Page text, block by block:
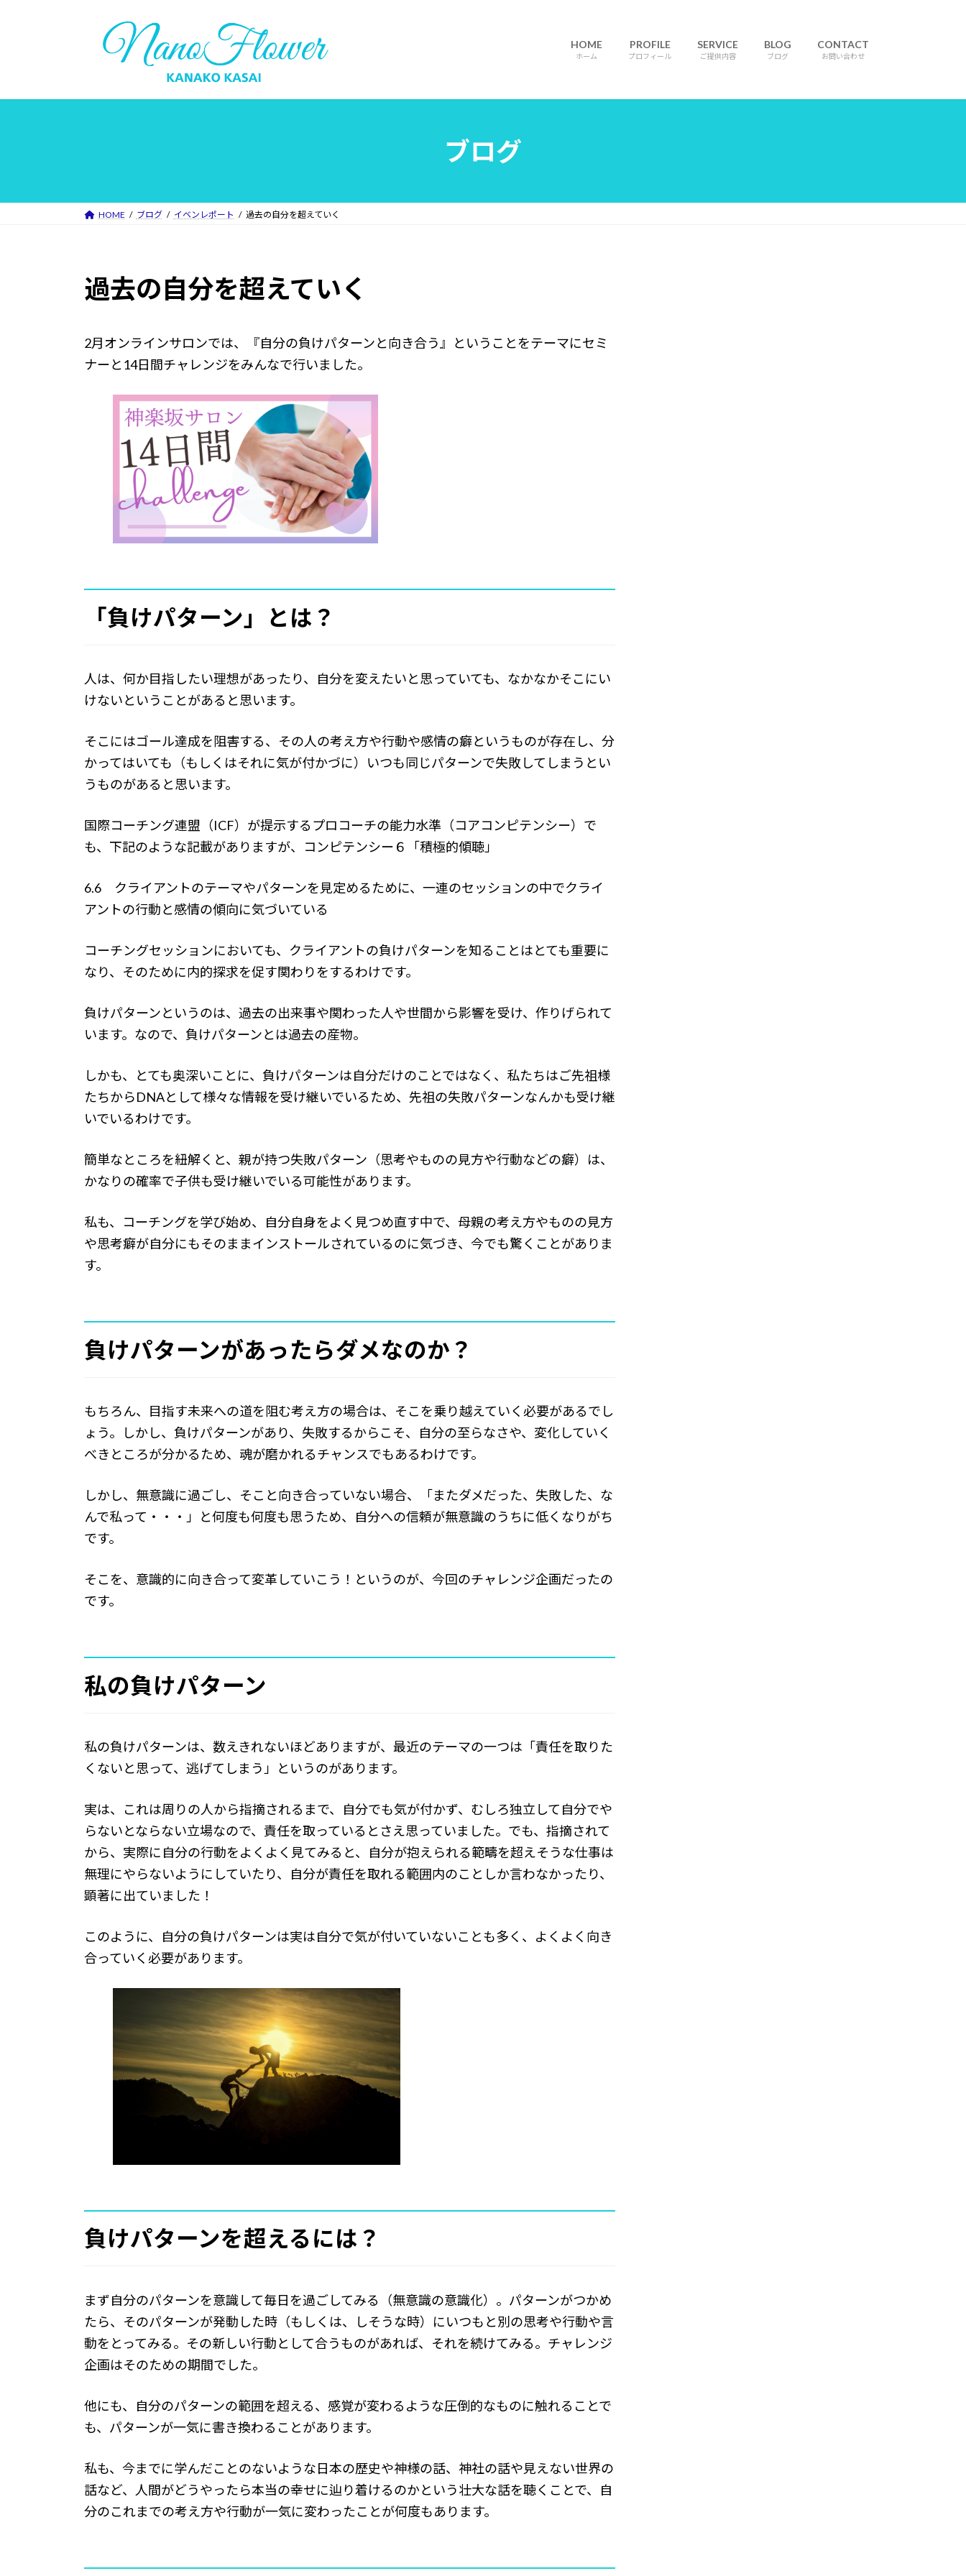
へ
ョ
HOME
ホーム
PROFILE
プロフィール
SERVICE
ご提供内容
BLOG
ブログ
CONTACT
お問い合わせ
ブログ
HOME ブログ イベンレポート 過去の自分を超えていく
過去の自分を超えていく
2月オンラインサロンでは、『自分の負けパターンと向き合う』ということをテーマにセミ
ナーと14日間チャレンジをみんなで行いました。
「負けパターン」とは？
人は、何か目指したい理想があったり、自分を変えたいと思っていても、なかなかそこにい
けないということがあると思います。
そこにはゴール達成を阻害する、その人の考え方や行動や感情の癖というものが存在し、分
かってはいても（もしくはそれに気が付かづに）いつも同じパターンで失敗してしまうとい
うものがあると思います。
国際コーチング連盟（ICF）が提示するプロコーチの能力水準（コアコンピテンシー）で
も、下記のような記載がありますが、コンピテンシー６「積極的傾聴」
6.6 クライアントのテーマやパターンを見定めるために、一連のセッションの中でクライ
アントの行動と感情の傾向に気づいている
コーチングセッションにおいても、クライアントの負けパターンを知ることはとても重要に
なり、そのために内的探求を促す関わりをするわけです。
負けパターンというのは、過去の出来事や関わった人や世間から影響を受け、作りげられて
います。なので、負けパターンとは過去の産物。
しかも、とても奥深いことに、負けパターンは自分だけのことではなく、私たちはご先祖様
たちからDNAとして様々な情報を受け継いでいるため、先祖の失敗パターンなんかも受け継
いでいるわけです。
簡単なところを紐解くと、親が持つ失敗パターン（思考やものの見方や行動などの癖）は、
かなりの確率で子供も受け継いでいる可能性があります。
私も、コーチングを学び始め、自分自身をよく見つめ直す中で、母親の考え方やものの見方
や思考癖が自分にもそのままインストールされているのに気づき、今でも驚くことがありま
す。
負けパターンがあったらダメなのか？
もちろん、目指す未来への道を阻む考え方の場合は、そこを乗り越えていく必要があるでし
ょう。しかし、負けパターンがあり、失敗するからこそ、自分の至らなさや、変化していく
べきところが分かるため、魂が磨かれるチャンスでもあるわけです。
しかし、無意識に過ごし、そこと向き合っていない場合、「またダメだった、失敗した、な
んで私って・・・」と何度も何度も思うため、自分への信頼が無意識のうちに低くなりがち
です。
そこを、意識的に向き合って変革していこう！というのが、今回のチャレンジ企画だったの
です。
私の負けパターン
私の負けパターンは、数えきれないほどありますが、最近のテーマの一つは「責任を取りた
くないと思って、逃げてしまう」というのがあります。
実は、これは周りの人から指摘されるまで、自分でも気が付かず、むしろ独立して自分でや
らないとならない立場なので、責任を取っているとさえ思っていました。でも、指摘されて
から、実際に自分の行動をよくよく見てみると、自分が抱えられる範疇を超えそうな仕事は
無理にやらないようにしていたり、自分が責任を取れる範囲内のことしか言わなかったり、
顕著に出ていました！
このように、自分の負けパターンは実は自分で気が付いていないことも多く、よくよく向き
合っていく必要があります。
負けパターンを超えるには？
まず自分のパターンを意識して毎日を過ごしてみる（無意識の意識化）。パターンがつかめ
たら、そのパターンが発動した時（もしくは、しそうな時）にいつもと別の思考や行動や言
動をとってみる。その新しい行動として合うものがあれば、それを続けてみる。チャレンジ
企画はそのための期間でした。
他にも、自分のパターンの範囲を超える、感覚が変わるような圧倒的なものに触れることで
も、パターンが一気に書き換わることがあります。
私も、今までに学んだことのないような日本の歴史や神様の話、神社の話や見えない世界の
話など、人間がどうやったら本当の幸せに辿り着けるのかという壮大な話を聴くことで、自
分のこれまでの考え方や行動が一気に変わったことが何度もあります。